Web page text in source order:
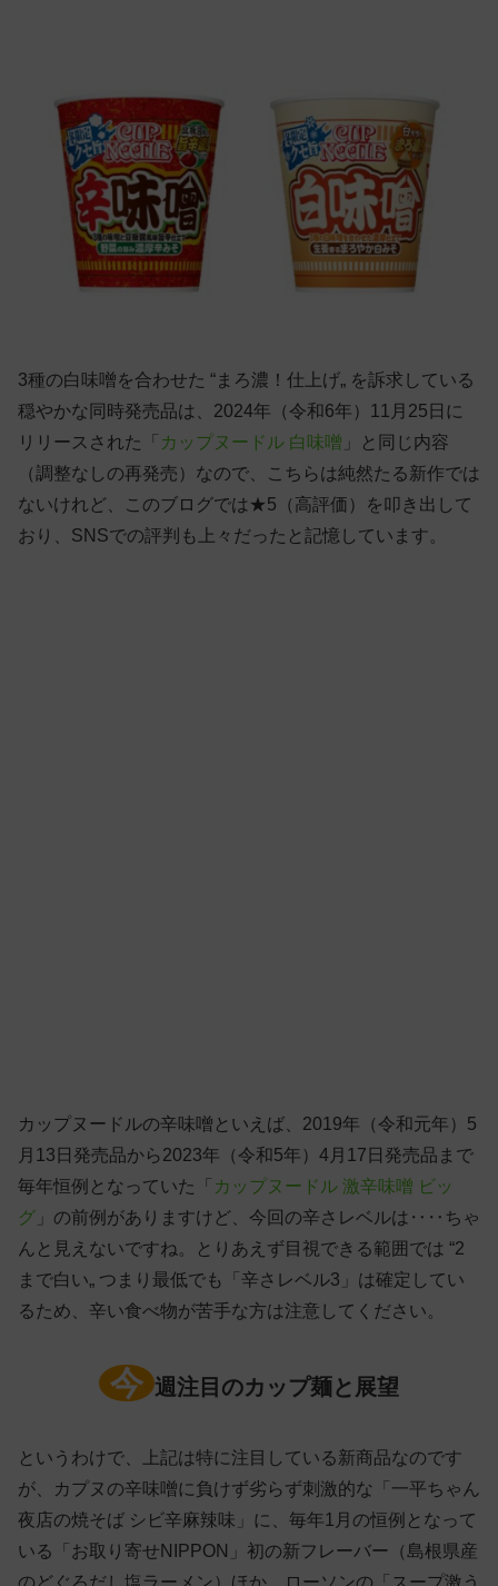
3種の白味噌を合わせた “まろ濃！仕上げ„ を訴求している
穏やかな同時発売品は、2024年（令和6年）11月25日に
リリースされた「 カップヌードル 白味噌 」と同じ内容
（調整なしの再発売）なので、こちらは純然たる新作では
ないけれど、このブログでは★5（高評価）を叩き出して
おり、SNSでの評判も上々だったと記憶しています。
カップヌードルの辛味噌といえば、2019年（令和元年）5
月13日発売品から2023年（令和5年）4月17日発売品まで
毎年恒例となっていた「 カップヌードル 激辛味噌 ビッ
グ 」の前例がありますけど、今回の辛さレベルは‥‥ちゃ
んと見えないですね。とりあえず目視できる範囲では “2
まで白い„ つまり最低でも「辛さレベル3」は確定してい
るため、辛い食べ物が苦手な方は注意してください。
今 週注目のカップ麺と展望
というわけで、上記は特に注目している新商品なのです
が、カプヌの辛味噌に負けず劣らず刺激的な「一平ちゃん
夜店の焼そば シビ辛麻辣味」に、毎年1月の恒例となって
いる「お取り寄せNIPPON」初の新フレーバー（島根県産